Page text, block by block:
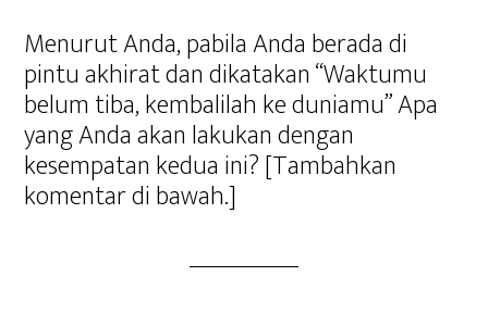
Menurut Anda, pabila Anda berada di
pintu akhirat dan dikatakan “Waktumu
belum tiba, kembalilah ke duniamu” Apa
yang Anda akan lakukan dengan
kesempatan kedua ini? [Tambahkan
komentar di bawah.]